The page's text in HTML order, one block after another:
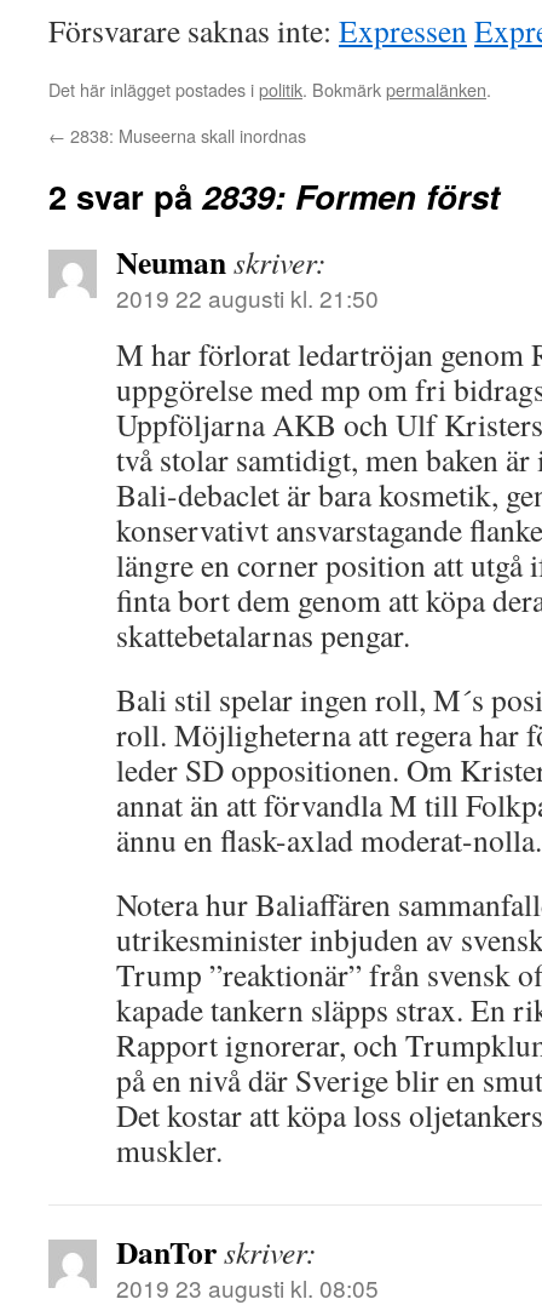
Försvarare saknas inte: Expressen
Det här inlägget postades ipolitik. Bokmärkpermalänken.
← 2838: Museerna skall inordnas
2 svar på2839: Formen först
Neumanskriver:
2019 22 augusti kl. 21:50
M har förlorat ledartröjan genom
uppgörelse med mp om fri
Uppföljarna AKB och Ulf
två stolar samtidigt, men baken
Bali-debaclet är bara kosmetik,
konservativt ansvarstagande
längre en corner position att utgå
finta bort dem genom att köpa
skattebetalarnas pengar.
Bali stil spelar ingen roll, M´s
roll. Möjligheterna att regera har
leder SD oppositionen. Om
annat än att förvandla M till
ännu en flask-axlad moderat-nolla.
Notera hur Baliaffären
utrikesminister inbjuden av
Trump ”reaktionär” från svensk
kapade tankern släpps strax. En
Rapport ignorerar, och
på en nivå där Sverige blir en
Det kostar att köpa loss
muskler.
DanTorskriver:
2019 23 augusti kl. 08:05